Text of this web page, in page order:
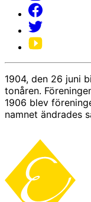
1904, den 26 juni
tonåren.
1906 blev
namnet ändrades